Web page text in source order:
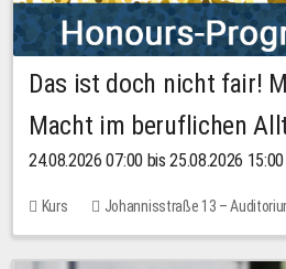
Das ist doch nicht fair!
Macht im beruflichen
24.08.2026 07:00 bis 25.08.2026 15:00
Kurs
Johannisstraße 13 –
Keine freien Plätze